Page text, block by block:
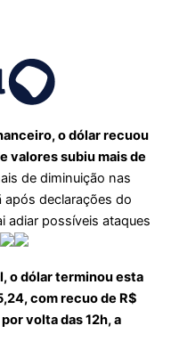
o dólar recuou
valores subiu mais de
de diminuição nas
declarações do
adiar possíveis ataques
o dólar terminou esta
com recuo de R$
volta das 12h, a